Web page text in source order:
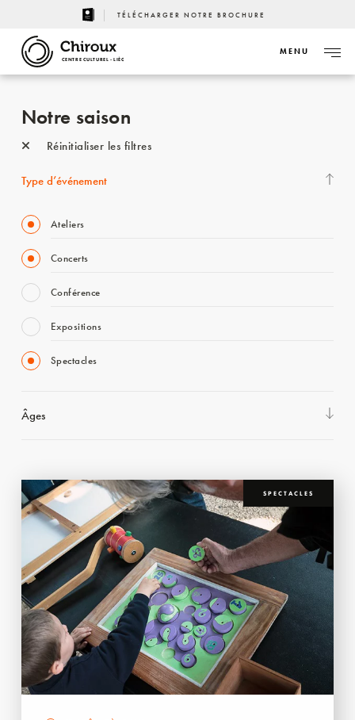
TÉLÉCHARGER NOTRE BROCHURE
CENTRE CULTUREL - LIÈGE
MENU
Notre saison
Réinitialiser les filtres
Type d’événement
Ateliers
Concerts
Conférence
Expositions
Spectacles
Âges
SPECTACLES